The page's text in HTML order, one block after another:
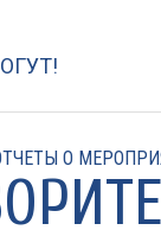
О